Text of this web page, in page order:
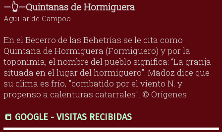
—👆—Quintanas de Hormiguera
Aguilar de Campoo
En el Becerro de las Behetrías se le cita como
Quintana de Hormiguera (Formiguero) y por la
toponimia, el nombre del pueblo significa: “La granja
situada en el lugar del hormiguero”. Madoz dice que
su clima es frío, "combatido por el viento N. y
propenso a calenturas catarrales". © Orígenes
📒 GOOGLE - VISITAS RECIBIDAS